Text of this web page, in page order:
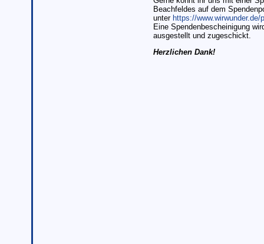
Beachfeldes auf dem
unter https://www.wirwunder.de/
Eine Spendenbescheinigung
ausgestellt und zugeschickt.
Herzlichen Dank!